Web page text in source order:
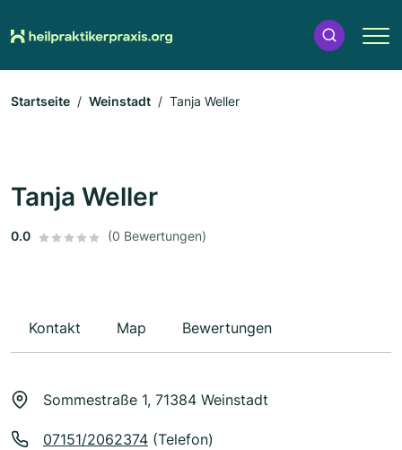
Startseite Weinstadt Tanja Weller
Tanja Weller
0.0 (0 Bewertungen)
Kontakt Map Bewertungen
Sommestraße 1, 71384 Weinstadt
07151/2062374 (Telefon)